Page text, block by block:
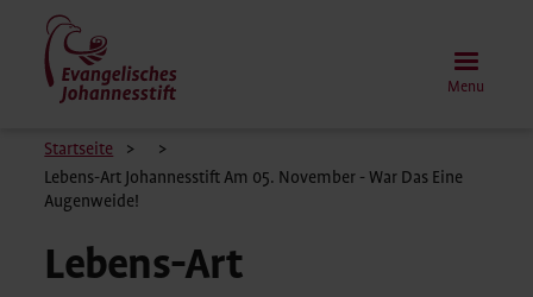
Menu
Breadcrumb
Startseite
Lebens-Art Johannesstift Am 05. November - War Das Eine
Augenweide!
Lebens-Art